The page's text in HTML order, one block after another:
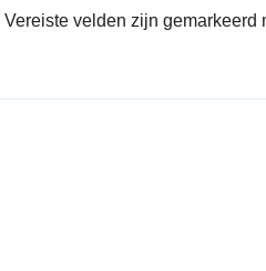
Vereiste velden zijn gemarkeerd